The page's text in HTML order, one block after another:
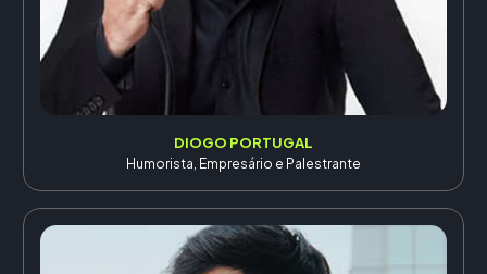
DIOGO PORTUGAL
Humorista, Empresário e Palestrante